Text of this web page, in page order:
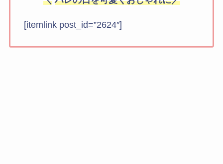
[itemlink post_id=”2624″]